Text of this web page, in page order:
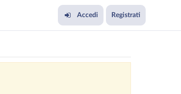
Accedi Registrati